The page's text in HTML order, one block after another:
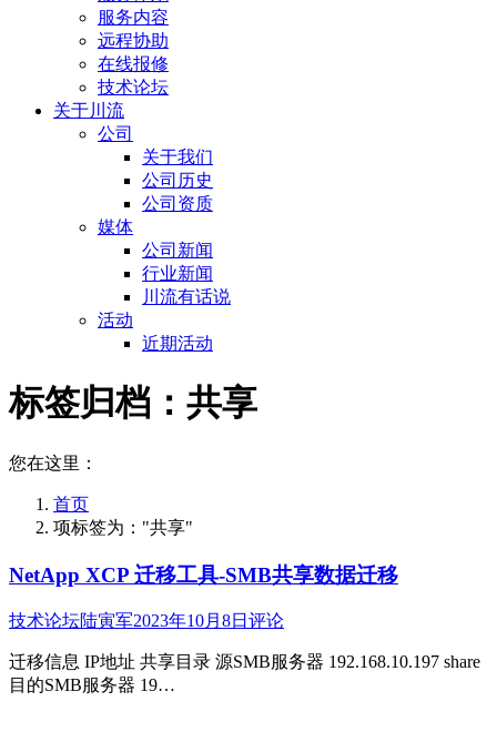
服务内容
远程协助
在线报修
技术论坛
关于川流
公司
关于我们
公司历史
公司资质
媒体
公司新闻
行业新闻
川流有话说
活动
近期活动
标签归档： 共享
您在这里：
首页
项标签为："共享"
NetApp XCP 迁移工具-SMB共享数据迁移
技术论坛陆寅军2023年10月8日 评论
迁移信息 IP地址 共享目录 源SMB服务器 192.168.10.197 share
目的SMB服务器 19…